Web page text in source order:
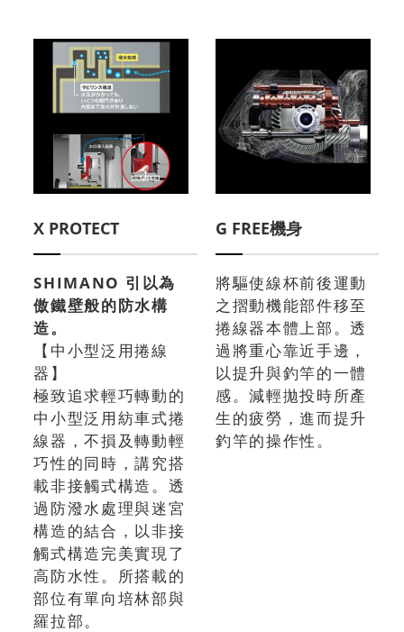
X PROTECT
SHIMANO 引以為
傲鐵壁般的防水構
造。
【中小型泛用捲線
器】
極致追求輕巧轉動的
中小型泛用紡車式捲
線器，不損及轉動輕
巧性的同時，講究搭
載非接觸式構造。透
過防潑水處理與迷宮
構造的結合，以非接
觸式構造完美實現了
高防水性。所搭載的
部位有單向培林部與
羅拉部。
G FREE機身
將驅使線杯前後運動
之摺動機能部件移至
捲線器本體上部。透
過將重心靠近手邊，
以提升與釣竿的一體
感。減輕拋投時所產
生的疲勞，進而提升
釣竿的操作性。